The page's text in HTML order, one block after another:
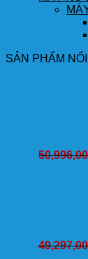
SẢN PHẨM